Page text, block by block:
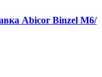
Abicor Binzel М6/